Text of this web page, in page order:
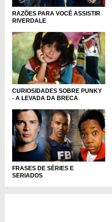
RAZÕES PARA VOCÊ ASSISTIR
RIVERDALE
CURIOSIDADES SOBRE PUNKY
- A LEVADA DA BRECA
FRASES DE SÉRIES E
SERIADOS